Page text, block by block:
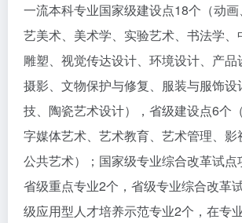
一流本科专业国家级建设点18个（动
艺美术、美术学、实验艺术、书法学、
雕塑、视觉传达设计、环境设计、产品
摄影、文物保护与修复、服装与服饰设
技、陶瓷艺术设计），省级建设点6个
字媒体艺术、艺术教育、艺术管理、影
公共艺术）；国家级专业综合改革试点
省级重点专业2个，省级专业综合改革
级应用型人才培养示范专业2个，在专